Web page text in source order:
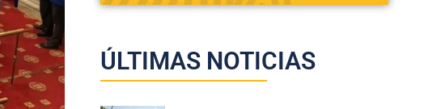
ÚLTIMAS NOTICIAS